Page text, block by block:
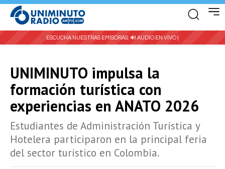
ESCUCHA NUESTRAS EMISORAS: 🔊 AUDIO EN VIVO |
UNIMINUTO impulsa la
formación turística con
experiencias en ANATO 2026
Estudiantes de Administración Turística y
Hotelera participaron en la principal feria
del sector turístico en Colombia.